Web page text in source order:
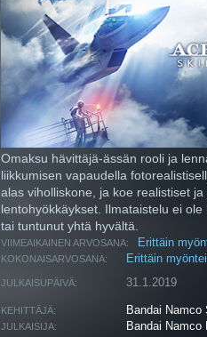
Omaksu hävittäjä-ässän rooli ja
liikkumisen vapaudella
alas viholliskone, ja koe realistiset
lentohyökkäykset. Ilmataistelu ei
tai tuntunut yhtä hyvältä.
VIIMEAIKAINEN ARVOSANA: Erittäin
KOKONAISARVOSANA: Erittäin
JULKAISUPÄIVÄ: 31.1.2019
KEHITTÄJÄ: Bandai Namco
JULKAISIJA: Bandai Namco